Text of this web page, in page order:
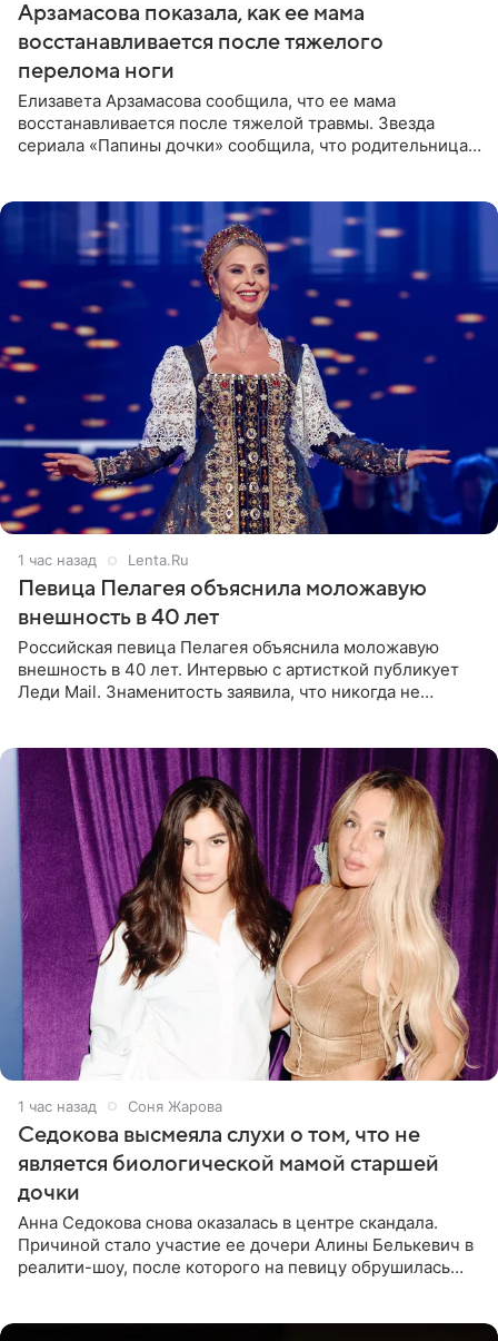
Арзамасова показала, как ее мама
восстанавливается после тяжелого
перелома ноги
Елизавета Арзамасова сообщила, что ее мама
восстанавливается после тяжелой травмы. Звезда
сериала «Папины дочки» сообщила, что родительница
1 час назад Lenta.Ru
Певица Пелагея объяснила моложавую
внешность в 40 лет
Российская певица Пелагея объяснила моложавую
внешность в 40 лет. Интервью с артисткой публикует
Леди Mail. Знаменитость заявила, что никогда не
1 час назад Соня Жарова
Седокова высмеяла слухи о том, что не
является биологической мамой старшей
дочки
Анна Седокова снова оказалась в центре скандала.
Причиной стало участие ее дочери Алины Белькевич в
реалити-шоу, после которого на певицу обрушилась